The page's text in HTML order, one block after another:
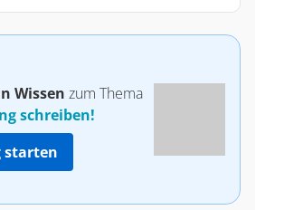
Wissen zum Thema
schreiben!
starten